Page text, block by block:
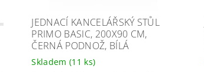
JEDNACÍ KANCELÁŘSKÝ STŮL
PRIMO BASIC, 200X90 CM,
ČERNÁ PODNOŽ, BÍLÁ
Skladem (11 ks)